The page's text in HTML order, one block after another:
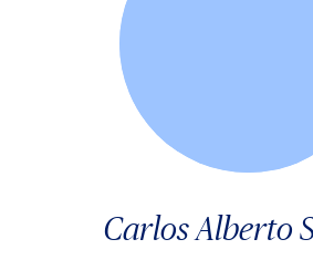
Carlos Alberto